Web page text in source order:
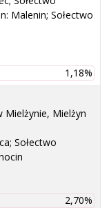
Malenin; Sołectwo
1,18%
Mielżynie, Mielżyn
Sołectwo
2,70%